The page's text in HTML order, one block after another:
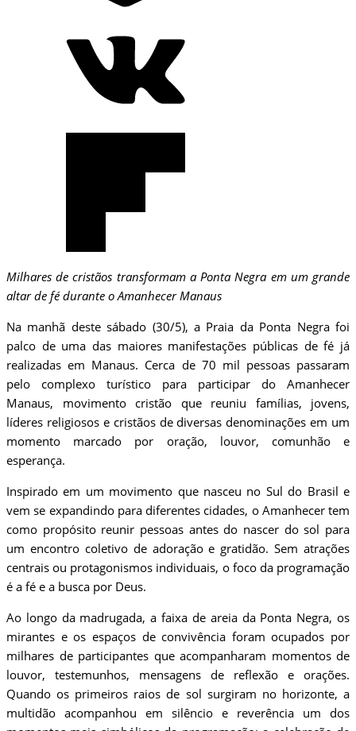
Milhares de cristãos transformam a Ponta Negra em um grande
altar de fé durante o Amanhecer Manaus
Na manhã deste sábado (30/5), a Praia da Ponta Negra foi
palco de uma das maiores manifestações públicas de fé já
realizadas em Manaus. Cerca de 70 mil pessoas passaram
pelo complexo turístico para participar do Amanhecer
Manaus, movimento cristão que reuniu famílias, jovens,
líderes religiosos e cristãos de diversas denominações em um
momento marcado por oração, louvor, comunhão e
esperança.
Inspirado em um movimento que nasceu no Sul do Brasil e
vem se expandindo para diferentes cidades, o Amanhecer tem
como propósito reunir pessoas antes do nascer do sol para
um encontro coletivo de adoração e gratidão. Sem atrações
centrais ou protagonismos individuais, o foco da programação
é a fé e a busca por Deus.
Ao longo da madrugada, a faixa de areia da Ponta Negra, os
mirantes e os espaços de convivência foram ocupados por
milhares de participantes que acompanharam momentos de
louvor, testemunhos, mensagens de reflexão e orações.
Quando os primeiros raios de sol surgiram no horizonte, a
multidão acompanhou em silêncio e reverência um dos